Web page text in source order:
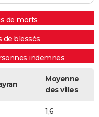
de morts
de blessés
indemnes
Moyenne
des villes
1,6